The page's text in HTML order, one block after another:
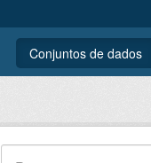
Conjuntos de dados